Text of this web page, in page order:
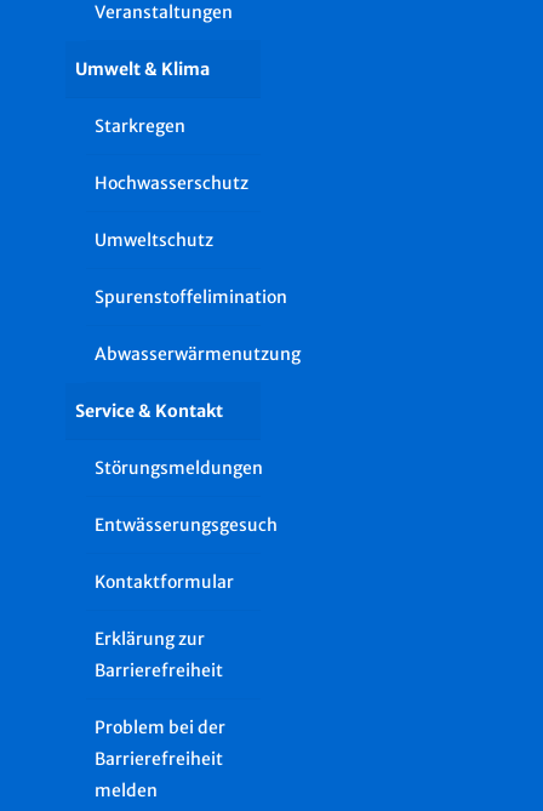
Veranstaltungen
Umwelt & Klima
Starkregen
Hochwasserschutz
Umweltschutz
Spurenstoffelimination
Abwasserwärmenutzung
Service & Kontakt
Störungsmeldungen
Entwässerungsgesuch
Kontaktformular
Erklärung zur
Barrierefreiheit
Problem bei der
Barrierefreiheit
melden